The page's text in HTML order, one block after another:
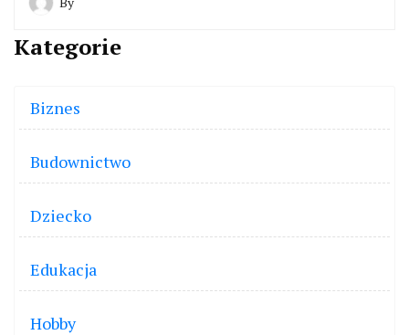
Kategorie
Biznes
Budownictwo
Dziecko
Edukacja
Hobby